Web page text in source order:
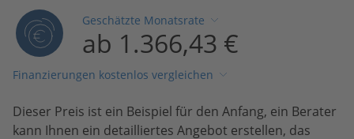
Geschätzte Monatsrate
ab 1.366,43 €
Finanzierungen kostenlos vergleichen
Dieser Preis ist ein Beispiel für den Anfang, ein Berater
kann Ihnen ein detailliertes Angebot erstellen, das